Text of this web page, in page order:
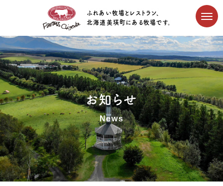
ふれあい牧場とレストラン、
北海道美瑛町にある牧場です。
お知らせ
News